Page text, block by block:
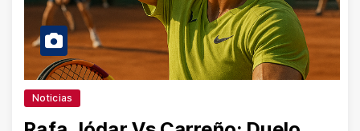
Noticias